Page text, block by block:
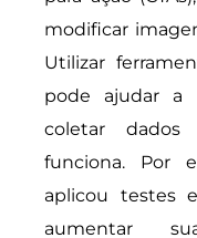
modificar
Utilizar
pode ajudar a
coletar
funciona. Por
aplicou testes
aumentar